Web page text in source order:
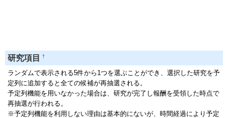
研究項目 †
ランダムで表示される5件から1つを選ぶことができ、選択した研究を予
定列に追加すると全ての候補が再抽選される。
予定列機能を用いなかった場合は、研究が完了し報酬を受領した時点で
再抽選が行われる。
※予定列機能を利用しない理由は基本的にないが、時間経過により予定